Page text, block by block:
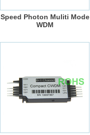
Speed Photon Muliti Mode
WDM